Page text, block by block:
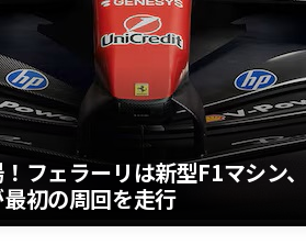
フェラーリは新型F1マシン
初の周回を走行